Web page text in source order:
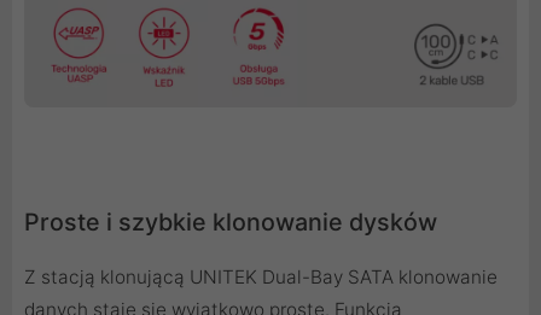
Proste i szybkie klonowanie dysków
Z stacją klonującą UNITEK Dual-Bay SATA klonowanie
danych staje się wyjątkowo proste. Funkcja